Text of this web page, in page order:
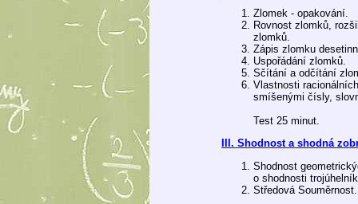
Zlomek - opakování.
Rovnost zlomků,
zlomků.
Zápis zlomku
Uspořádání zlomků.
Sčítání a odčítání
Vlastnosti
smíšenými čísly,
Test 25 minut.
III. Shodnost a shodná
Shodnost
o shodnosti
Středová Souměrnost.